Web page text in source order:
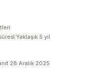
5 yıl
28 Aralık 2025